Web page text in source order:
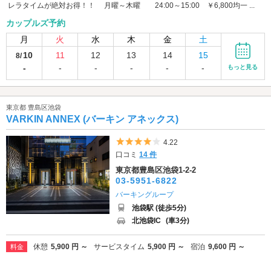
レラタイムが絶対お得！！ 月曜～木曜 24:00～15:00 ￥6,800均一 ...
カップルズ予約
月
火 水 木 金 土
8/10
-
11
-
12
-
13
-
14
-
15
-
もっと見る
東京都 豊島区池袋
VARKIN ANNEX (バーキン アネックス)
5つ星のうち4
4.22
口コミ14 件
東京都豊島区池袋1-2-2
03-5951-6822
バーキングループ
池袋駅 (徒歩5分)
北池袋IC (車3分)
料金 休憩 5,900 円 ～ サービスタイム 5,900 円 ～ 宿泊 9,600 円 ～